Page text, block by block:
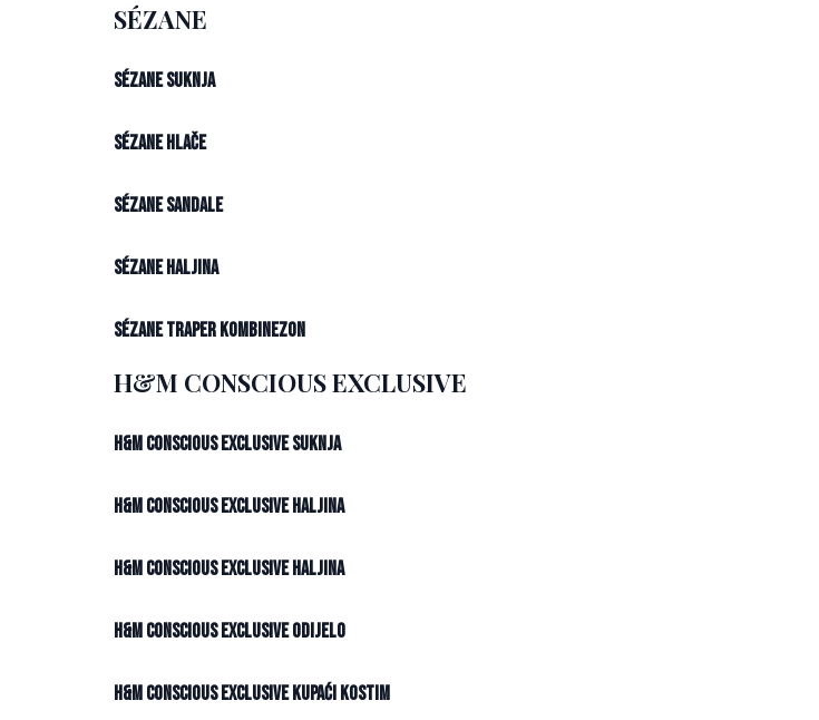
SÉZANE
Sézane suknja
Sézane hlače
Sézane sandale
Sézane haljina
Sézane traper kombinezon
H&M CONSCIOUS EXCLUSIVE
H&M Conscious Exclusive suknja
H&M Conscious Exclusive haljina
H&M Conscious Exclusive haljina
H&M Conscious Exclusive odijelo
H&M Conscious Exclusive kupaći kostim